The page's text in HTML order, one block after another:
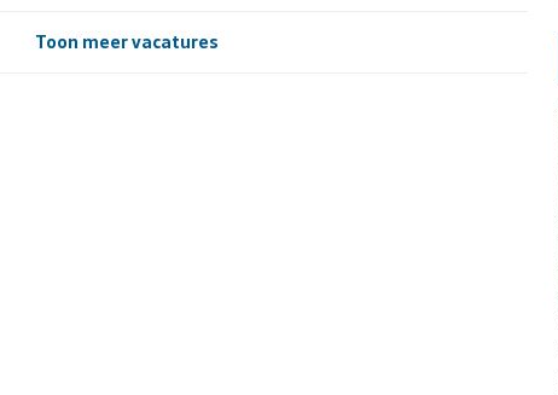
Toon meer vacatures